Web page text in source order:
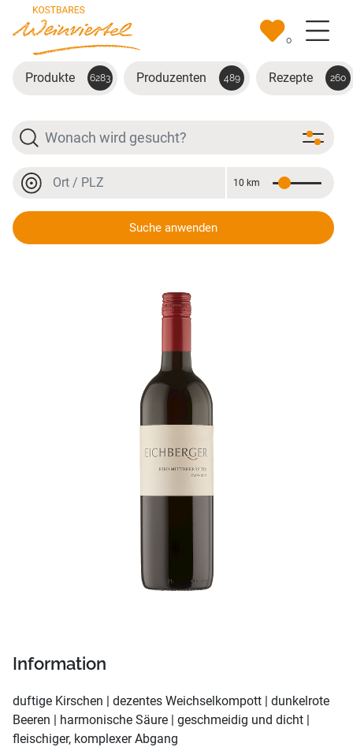
Zum Hauptinhalt springen
0
Produkte 6283 Produzenten 489 Rezepte 260
Suche
Ort oder PLZ
Entfernung
10 km
Suche anwenden
Zweigelt Ried Mitterkräften
Information
duftige Kirschen | dezentes Weichselkompott | dunkelrote
Beeren | harmonische Säure | geschmeidig und dicht |
fleischiger, komplexer Abgang